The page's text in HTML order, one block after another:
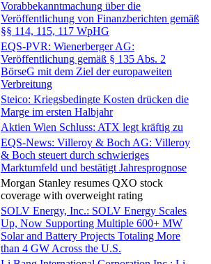
Vorabbekanntmachung über die
Veröffentlichung von Finanzberichten gemäß
§§ 114, 115, 117 WpHG
EQS-PVR: Wienerberger AG:
Veröffentlichung gemäß § 135 Abs. 2
BörseG mit dem Ziel der europaweiten
Verbreitung
Steico: Kriegsbedingte Kosten drücken die
Marge im ersten Halbjahr
Aktien Wien Schluss: ATX legt kräftig zu
EQS-News: Villeroy & Boch AG: Villeroy
& Boch steuert durch schwieriges
Marktumfeld und bestätigt Jahresprognose
Morgan Stanley resumes QXO stock
coverage with overweight rating
SOLV Energy, Inc.: SOLV Energy Scales
Up, Now Supporting Multiple 600+ MW
Solar and Battery Projects Totaling More
than 4 GW Across the U.S.